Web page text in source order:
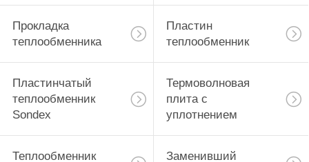
Прокладка
теплообменника
Пластин
теплообменник
Пластинчатый
теплообменник
Sondex
Термоволновая
плита с
уплотнением
Теплообменник Заменивший